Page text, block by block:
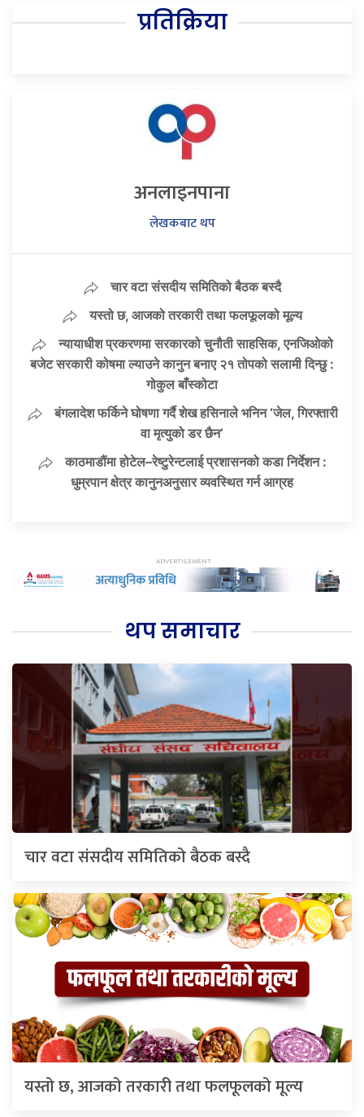
प्रतिक्रिया
अनलाइनपाना
लेखकबाट थप
चार वटा संसदीय समितिको बैठक बस्दै
यस्तो छ, आजको तरकारी तथा फलफूलको मूल्य
न्यायाधीश प्रकरणमा सरकारको चुनौती साहसिक, एनजिओको
बजेट सरकारी कोषमा ल्याउने कानुन बनाए २१ तोपको सलामी दिन्छु :
गोकुल बाँस्कोटा
बंगलादेश फर्किने घोषणा गर्दै शेख हसिनाले भनिन ‘जेल, गिरफ्तारी
वा मृत्युको डर छैन’
काठमाडौंमा होटेल–रेष्टुरेन्टलाई प्रशासनको कडा निर्देशन :
धुम्रपान क्षेत्र कानुनअनुसार व्यवस्थित गर्न आग्रह
थप समाचार
चार वटा संसदीय समितिको बैठक बस्दै
यस्तो छ, आजको तरकारी तथा फलफूलको मूल्य